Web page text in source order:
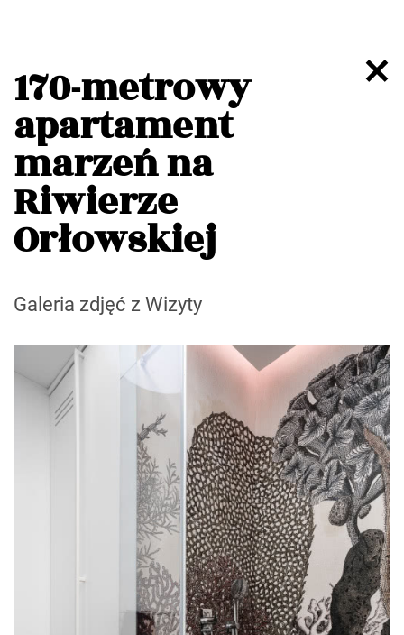
170-metrowy
apartament
marzeń na
Riwierze
Orłowskiej
Galeria zdjęć z Wizyty